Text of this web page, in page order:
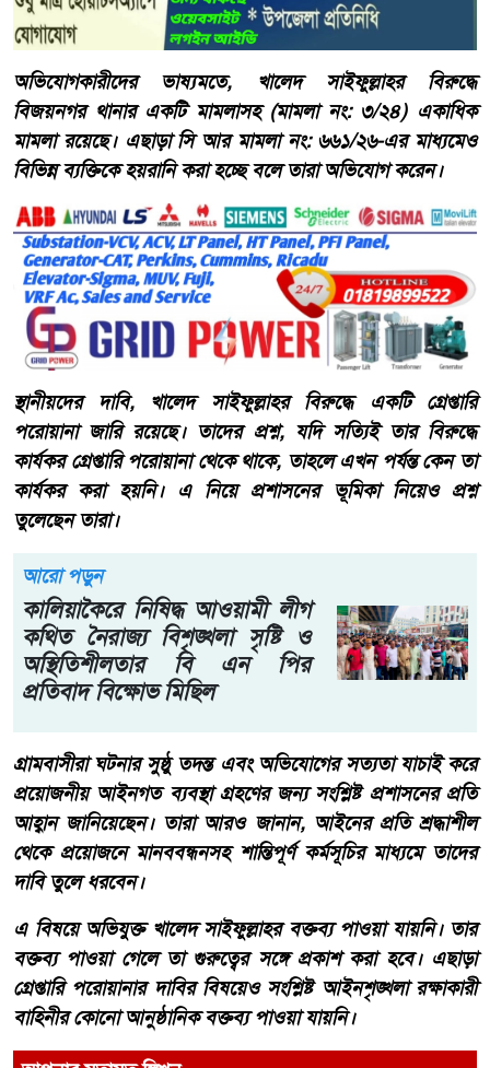
অভিযোগকারীদের ভাষ্যমতে, খালেদ সাইফুল্লাহর বিরুদ্ধে
বিজয়নগর থানার একটি মামলাসহ (মামলা নং: ৩/২৪) একাধিক
মামলা রয়েছে। এছাড়া সি আর মামলা নং: ৬৬১/২৬-এর মাধ্যমেও
বিভিন্ন ব্যক্তিকে হয়রানি করা হচ্ছে বলে তারা অভিযোগ করেন।
স্থানীয়দের দাবি, খালেদ সাইফুল্লাহর বিরুদ্ধে একটি গ্রেপ্তারি
পরোয়ানা জারি রয়েছে। তাদের প্রশ্ন, যদি সত্যিই তার বিরুদ্ধে
কার্যকর গ্রেপ্তারি পরোয়ানা থেকে থাকে, তাহলে এখন পর্যন্ত কেন তা
কার্যকর করা হয়নি। এ নিয়ে প্রশাসনের ভূমিকা নিয়েও প্রশ্ন
তুলেছেন তারা।
আরো পড়ুন
কালিয়াকৈরে নিষিদ্ধ আওয়ামী লীগ
কথিত নৈরাজ্য বিশৃঙ্খলা সৃষ্টি ও
অস্থিতিশীলতার বি এন পির
প্রতিবাদ বিক্ষোভ মিছিল
গ্রামবাসীরা ঘটনার সুষ্ঠু তদন্ত এবং অভিযোগের সত্যতা যাচাই করে
প্রয়োজনীয় আইনগত ব্যবস্থা গ্রহণের জন্য সংশ্লিষ্ট প্রশাসনের প্রতি
আহ্বান জানিয়েছেন। তারা আরও জানান, আইনের প্রতি শ্রদ্ধাশীল
থেকে প্রয়োজনে মানববন্ধনসহ শান্তিপূর্ণ কর্মসূচির মাধ্যমে তাদের
দাবি তুলে ধরবেন।
এ বিষয়ে অভিযুক্ত খালেদ সাইফুল্লাহর বক্তব্য পাওয়া যায়নি। তার
বক্তব্য পাওয়া গেলে তা গুরুত্বের সঙ্গে প্রকাশ করা হবে। এছাড়া
গ্রেপ্তারি পরোয়ানার দাবির বিষয়েও সংশ্লিষ্ট আইনশৃঙ্খলা রক্ষাকারী
বাহিনীর কোনো আনুষ্ঠানিক বক্তব্য পাওয়া যায়নি।